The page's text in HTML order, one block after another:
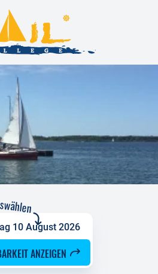
10 August 2026
ANZEIGEN